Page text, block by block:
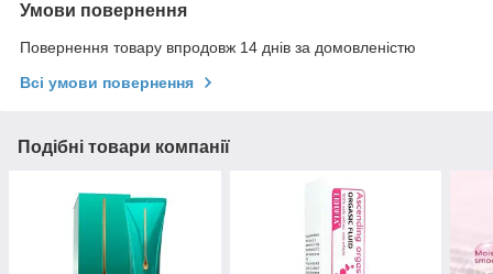
Умови повернення
Повернення товару впродовж 14 днів за домовленістю
Всі умови повернення
Подібні товари компанії